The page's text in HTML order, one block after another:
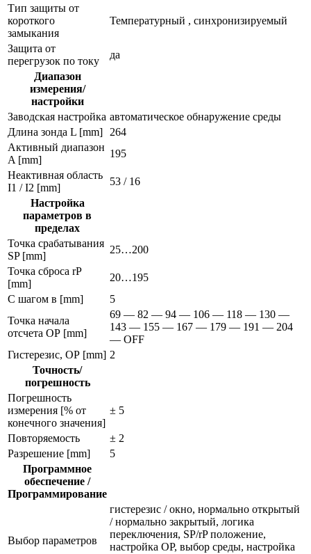
Тип защиты от
короткого
замыкания
Температурный , синхронизируемый
Защита от
перегрузок по току
да
Диапазон
измерения/
настройки
Заводская настройка автоматическое обнаружение среды
Длина зонда L [mm]
264
Активный диапазон
A [mm]
195
Неактивная область
I1 / I2 [mm]
53 / 16
Настройка
параметров в
пределах
Точка срабатывания
SP [mm]
25…200
Точка сброса rP
[mm]
20…195
С шагом в [mm]
5
Точка начала
отсчета ОР [mm]
69 — 82 — 94 — 106 — 118 — 130 —
143 — 155 — 167 — 179 — 191 — 204
— OFF
Гистерезис, ОР [mm] 2
Точность/
погрешность
Погрешность
измерения [% от
конечного значения]
± 5
Повторяемость
± 2
Разрешение [mm]
5
Программное
обеспечение /
Программирование
Выбор параметров
гистерезис / окно, нормально открытый
/ нормально закрытый, логика
переключения, SP/rP положение,
настройка ОР, выбор среды, настройка